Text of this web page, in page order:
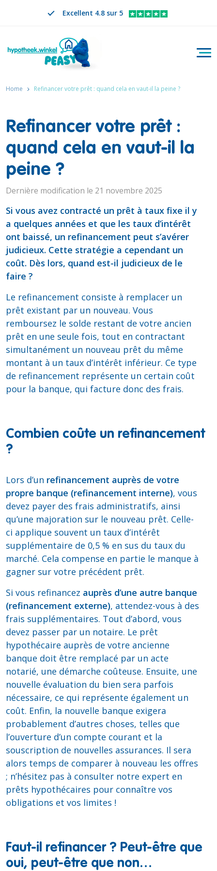
Excellent 4.8 sur 5
Rechercher
CHANGER DE LANGUE. LA LANGUE
FR
Home Refinancer votre prêt : quand cela en vaut-il la peine ?
Refinancer votre prêt :
quand cela en vaut-il la
peine ?
Dernière modification le 21 novembre 2025
Si vous avez contracté un prêt à taux fixe il y
a quelques années et que les taux d’intérêt
ont baissé, un refinancement peut s’avérer
judicieux. Cette stratégie a cependant un
coût. Dès lors, quand est-il judicieux de le
faire ?
Le refinancement consiste à remplacer un
prêt existant par un nouveau. Vous
remboursez le solde restant de votre ancien
prêt en une seule fois, tout en contractant
simultanément un nouveau prêt du même
montant à un taux d’intérêt inférieur. Ce type
de refinancement représente un certain coût
pour la banque, qui facture donc des frais.
Combien coûte un refinancement
?
Lors d’un refinancement auprès de votre
propre banque (refinancement interne), vous
devez payer des frais administratifs, ainsi
qu’une majoration sur le nouveau prêt. Celle-
ci applique souvent un taux d’intérêt
supplémentaire de 0,5 % en sus du taux du
marché. Cela compense en partie le manque à
gagner sur votre précédent prêt.
Si vous refinancez auprès d’une autre banque
(refinancement externe), attendez-vous à des
frais supplémentaires. Tout d’abord, vous
devez passer par un notaire. Le prêt
hypothécaire auprès de votre ancienne
banque doit être remplacé par un acte
notarié, une démarche coûteuse. Ensuite, une
nouvelle évaluation du bien sera parfois
nécessaire, ce qui représente également un
coût. Enfin, la nouvelle banque exigera
probablement d’autres choses, telles que
l’ouverture d’un compte courant et la
souscription de nouvelles assurances. Il sera
alors temps de comparer à nouveau les offres
; n’hésitez pas à consulter notre expert en
prêts hypothécaires pour connaître vos
obligations et vos limites !
Faut-il refinancer ? Peut-être que
oui, peut-être que non…